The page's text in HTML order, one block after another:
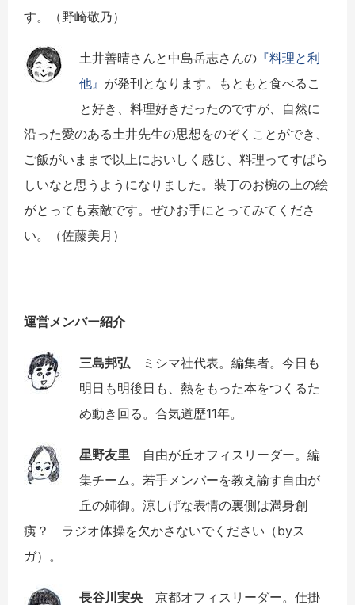
す。（野崎敬乃）
土井善晴さんと中島岳志さんの 『料理と利
他』 が発刊となります。もともと食べるこ
と好き、料理好きだったのですが、自然に
沿った愛のある土井先生の思想をのぞくことができ、
ご飯がいままで以上においしく感じ、料理ってすばら
しいなと思うようになりました。装丁のお椀の上の絵
がとっても素敵です。ぜひお手にとってみてくださ
い。（佐藤美月）
運営メンバー紹介
三島邦弘 ミシマ社代表。編集者。今日も
明日も明後日も、熱をもった本をつくるた
め動き回る。合気道歴11年。
星野友里 自由が丘オフィスリーダー。編
集チーム。若手メンバーを教え諭す自由が
丘の姉御。涼しげな表情の裏側は満身創
痍？ ラジオ体操を欠かさないでください（byス
ガ）。
長谷川実央 京都オフィスリーダー。仕掛